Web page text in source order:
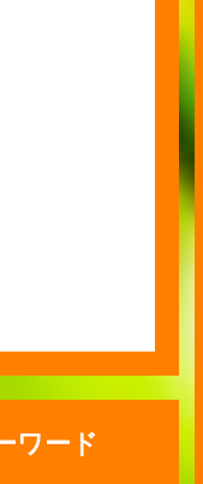
ワード